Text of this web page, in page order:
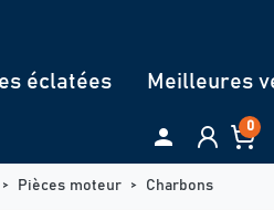
éclatées Meilleures
 0
Pièces moteur Charbons